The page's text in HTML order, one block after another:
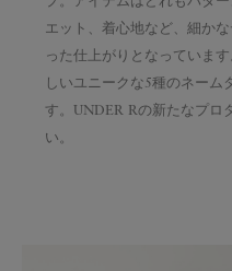
エット、着心地など、細か
った仕上がりとなっていま
しいユニークな5種のネーム
す。UNDER Rの新たなプロ
い。